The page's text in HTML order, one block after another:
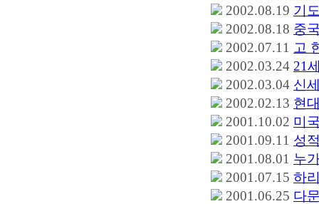
2002.08.19 기
2002.08.18 중
2002.07.11 고
2002.03.24 21
2002.03.04 신
2002.02.13 현
2001.10.02 미
2001.09.11 성
2001.08.01 누
2001.07.15 하
2001.06.25 다